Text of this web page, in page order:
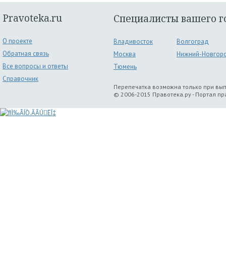
Pravoteka.ru
О проекте
Обратная связь
Все вопросы и ответы
Справочник
Специалисты вашего
Владивосток
Волгоград
Москва
Нижний-
Тюмень
Перепечатка возможна только при
© 2006-2015 Правотека.ру - Портал